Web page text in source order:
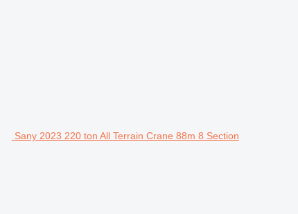
Sany 2023 220 ton All Terrain Crane 88m 8 Section